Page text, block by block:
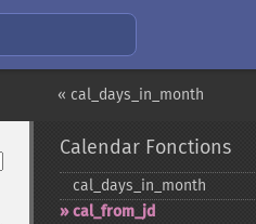
« cal_days_in_month
Calendar Fonctions
cal_​days_​in_​month
cal_​from_​jd